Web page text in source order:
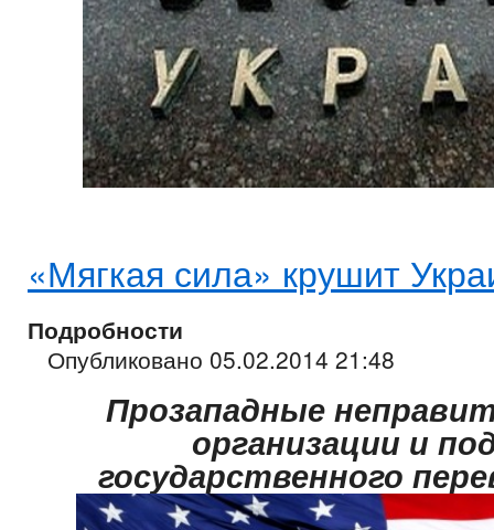
«Мягкая сила» крушит
Подробности
Опубликовано 05.02.2014 21:48
Прозападные
организации и
государственного